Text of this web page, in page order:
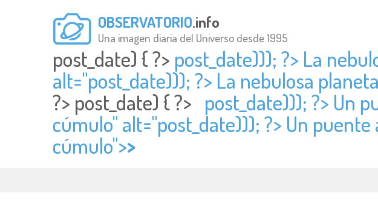
OBSERVATORIO.info
Una imagen diaria del Universo desde 1995
post_date) { ?> post_date))); ?> La
alt="post_date))); ?> La nebulosa
?> post_date) { ?> post_date))); ?> Un
cúmulo" alt="post_date))); ?> Un
cúmulo">>